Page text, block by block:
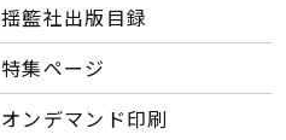
揺籃社出版目録
特集ページ
オンデマンド印刷